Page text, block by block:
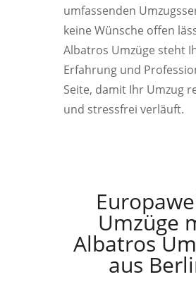
umfassenden
keine Wünsche offen
Albatros Umzüge steht
Erfahrung und
Seite, damit Ihr Umzug
und stressfrei verläuft.
Umzüge
Albatros
aus